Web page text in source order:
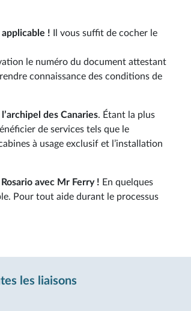
! Il vous suffit de cocher le
le numéro du document attestant
connaissance des conditions de
des Canaries. Étant la plus
de services tels que le
à usage exclusif et l’installation
avec Mr Ferry ! En quelques
Pour tout aide durant le processus
les liaisons